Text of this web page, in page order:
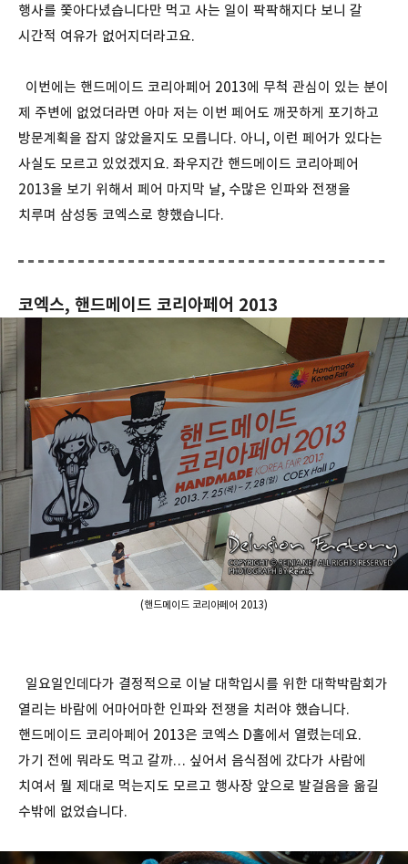
행사를 쫓아다녔습니다만 먹고 사는 일이 팍팍해지다 보니 갈
시간적 여유가 없어지더라고요.
이번에는 핸드메이드 코리아페어 2013에 무척 관심이 있는 분이
제 주변에 없었더라면 아마 저는 이번 페어도 깨끗하게 포기하고
방문계획을 잡지 않았을지도 모릅니다. 아니, 이런 페어가 있다는
사실도 모르고 있었겠지요. 좌우지간 핸드메이드 코리아페어
2013을 보기 위해서 페어 마지막 날, 수많은 인파와 전쟁을
치루며 삼성동 코엑스로 향했습니다.
코엑스, 핸드메이드 코리아페어 2013
(핸드메이드 코리아페어 2013)
일요일인데다가 결정적으로 이날 대학입시를 위한 대학박람회가
열리는 바람에 어마어마한 인파와 전쟁을 치러야 했습니다.
핸드메이드 코리아페어 2013은 코엑스 D홀에서 열렸는데요.
가기 전에 뭐라도 먹고 갈까… 싶어서 음식점에 갔다가 사람에
치여서 뭘 제대로 먹는지도 모르고 행사장 앞으로 발걸음을 옮길
수밖에 없었습니다.